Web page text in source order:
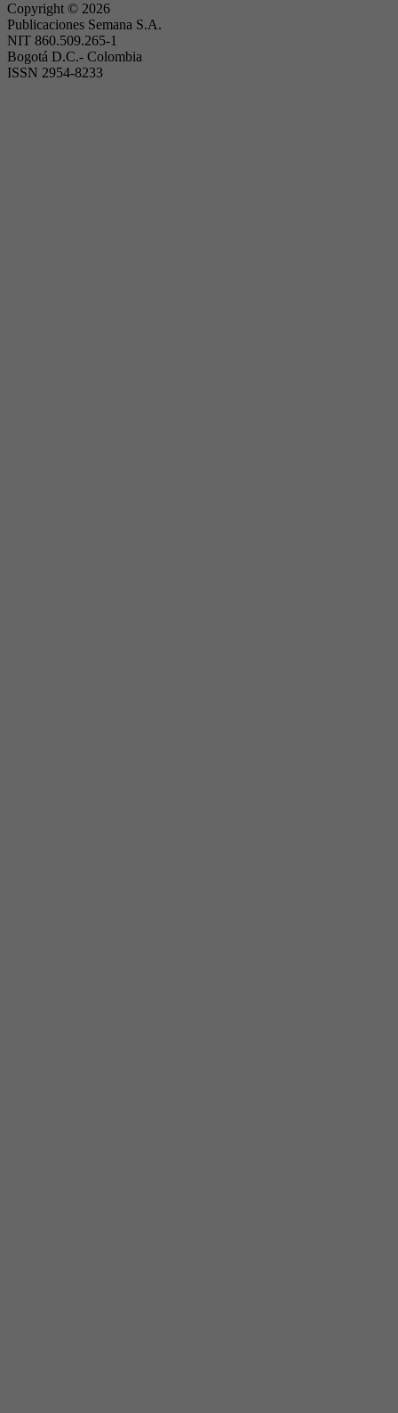
Copyright © 2026
Publicaciones Semana S.A.
NIT 860.509.265-1
Bogotá D.C.- Colombia
ISSN 2954-8233